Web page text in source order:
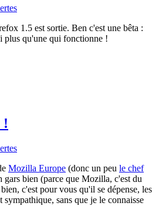
1.5 est sortie. Ben c'est une bêta :
plus qu'une qui fonctionne !
!
Mozilla Europe (donc un peu le chef
gars bien (parce que Mozilla, c'est du
c'est pour vous qu'il se dépense, les
sans que je le connaisse